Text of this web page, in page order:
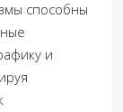
способны
и